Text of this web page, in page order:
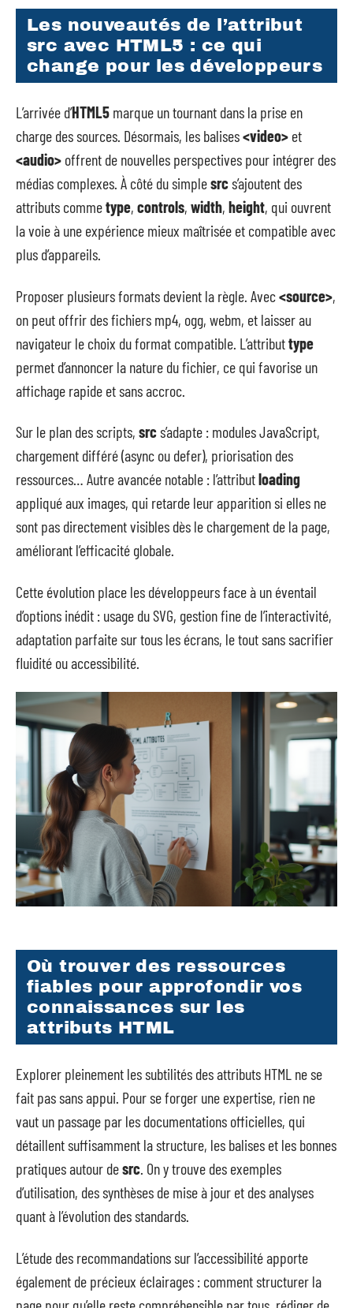
Les nouveautés de l’attribut
src avec HTML5 : ce qui
change pour les développeurs
L’arrivée d’HTML5 marque un tournant dans la prise en
charge des sources. Désormais, les balises<video> et
<audio> offrent de nouvelles perspectives pour intégrer des
médias complexes. À côté du simplesrcs’ajoutent des
attributs commetype, controls, width, height, qui ouvrent
la voie à une expérience mieux maîtrisée et compatible avec
plus d’appareils.
Proposer plusieurs formats devient la règle. Avec<source>,
on peut offrir des fichiers mp4, ogg, webm, et laisser au
navigateur le choix du format compatible. L’attributtype
permet d’annoncer la nature du fichier, ce qui favorise un
affichage rapide et sans accroc.
Sur le plan des scripts, srcs’adapte : modules JavaScript,
chargement différé (async ou defer), priorisation des
ressources… Autre avancée notable : l’attributloading
appliqué aux images, qui retarde leur apparition si elles ne
sont pas directement visibles dès le chargement de la page,
améliorant l’efficacité globale.
Cette évolution place les développeurs face à un éventail
d’options inédit : usage du SVG, gestion fine de l’interactivité,
adaptation parfaite sur tous les écrans, le tout sans sacrifier
fluidité ou accessibilité.
Où trouver des ressources
fiables pour approfondir vos
connaissances sur les
attributs HTML
Explorer pleinement les subtilités des attributs HTML ne se
fait pas sans appui. Pour se forger une expertise, rien ne
vaut un passage par les documentations officielles, qui
détaillent suffisamment la structure, les balises et les bonnes
pratiques autour desrc. On y trouve des exemples
d’utilisation, des synthèses de mise à jour et des analyses
quant à l’évolution des standards.
L’étude des recommandations sur l’accessibilité apporte
également de précieux éclairages : comment structurer la